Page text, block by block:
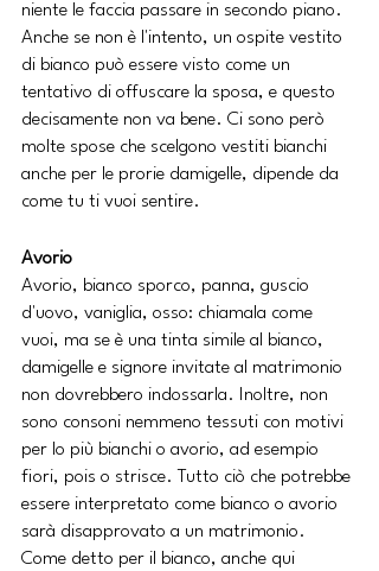
niente le faccia passare in secondo piano.
Anche se non è l'intento, un ospite vestito
di bianco può essere visto come un
tentativo di offuscare la sposa, e questo
decisamente non va bene. Ci sono però
molte spose che scelgono vestiti bianchi
anche per le prorie damigelle, dipende da
come tu ti vuoi sentire.
Avorio
Avorio, bianco sporco, panna, guscio
d'uovo, vaniglia, osso: chiamala come
vuoi, ma se è una tinta simile al bianco,
damigelle e signore invitate al matrimonio
non dovrebbero indossarla. Inoltre, non
sono consoni nemmeno tessuti con motivi
per lo più bianchi o avorio, ad esempio
fiori, pois o strisce. Tutto ciò che potrebbe
essere interpretato come bianco o avorio
sarà disapprovato a un matrimonio.
Come detto per il bianco, anche qui